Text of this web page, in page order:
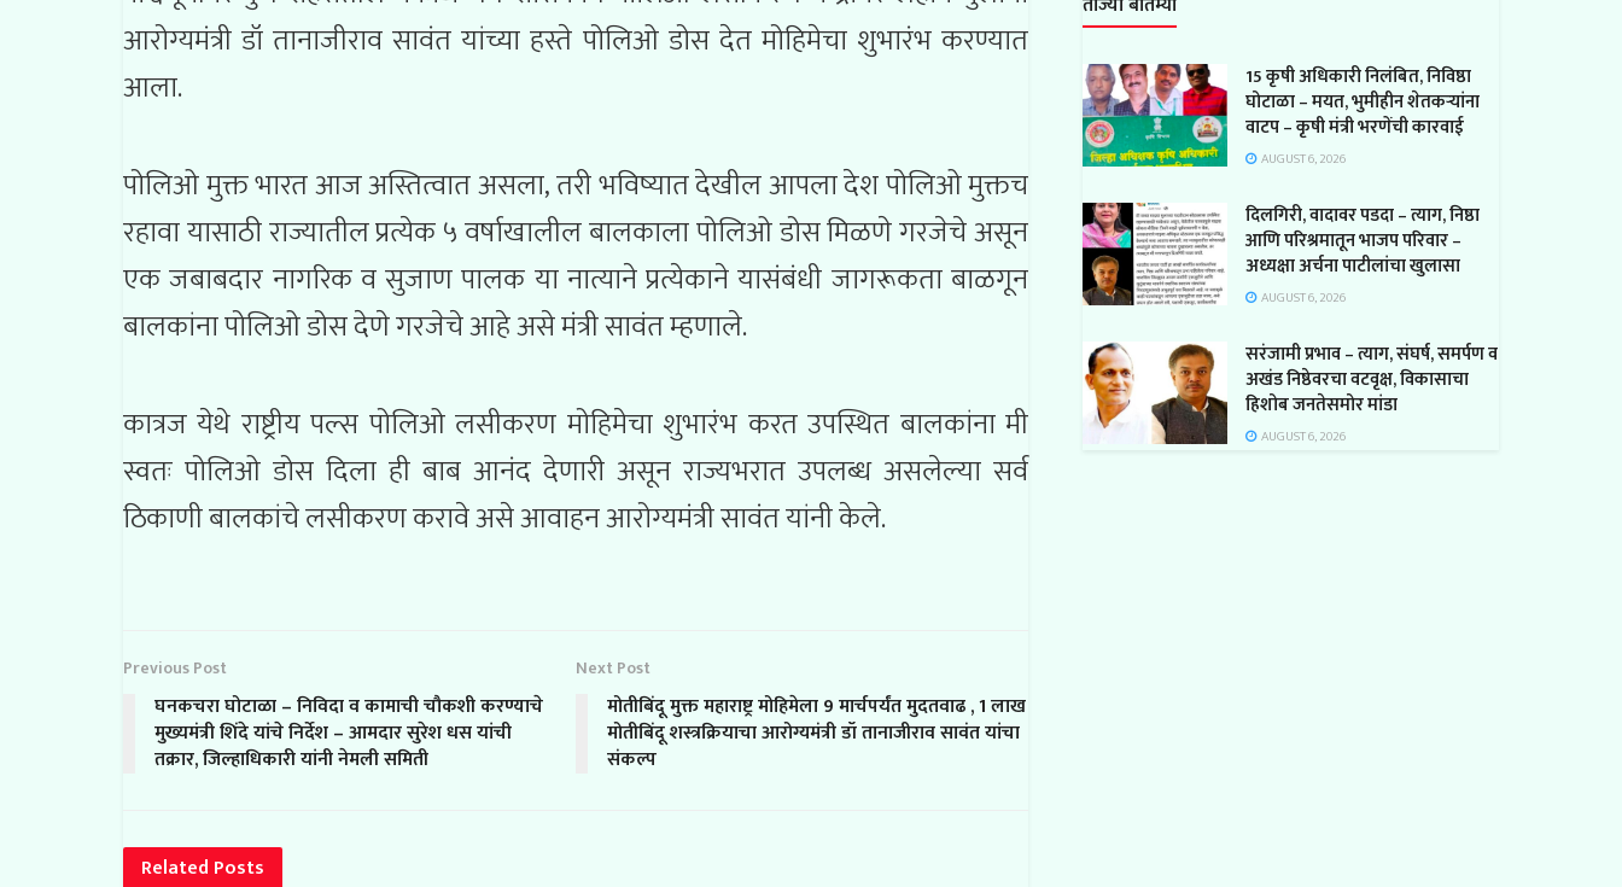
आरोग्यमंत्री डॉ तानाजीराव सावंत यांच्या हस्ते पोलिओ डोस देत मोहिमेचा शुभारंभ करण्यात
आला.
पोलिओ मुक्त भारत आज अस्तित्वात असला, तरी भविष्यात देखील आपला देश पोलिओ मुक्तच
रहावा यासाठी राज्यातील प्रत्येक ५ वर्षाखालील बालकाला पोलिओ डोस मिळणे गरजेचे असून
एक जबाबदार नागरिक व सुजाण पालक या नात्याने प्रत्येकाने यासंबंधी जागरूकता बाळगून
बालकांना पोलिओ डोस देणे गरजेचे आहे असे मंत्री सावंत म्हणाले.
कात्रज येथे राष्ट्रीय पल्स पोलिओ लसीकरण मोहिमेचा शुभारंभ करत उपस्थित बालकांना मी
स्वतः पोलिओ डोस दिला ही बाब आनंद देणारी असून राज्यभरात उपलब्ध असलेल्या सर्व
ठिकाणी बालकांचे लसीकरण करावे असे आवाहन आरोग्यमंत्री सावंत यांनी केले.
Previous Post
घनकचरा घोटाळा – निविदा व कामाची चौकशी करण्याचे
मुख्यमंत्री शिंदे यांचे निर्देश – आमदार सुरेश धस यांची
तक्रार, जिल्हाधिकारी यांनी नेमली समिती
Next Post
मोतीबिंदू मुक्त महाराष्ट्र मोहिमेला 9 मार्चपर्यंत मुदतवाढ , 1 लाख
मोतीबिंदू शस्त्रक्रियाचा आरोग्यमंत्री डॉ तानाजीराव सावंत यांचा
संकल्प
Related Posts
15 कृषी अधिकारी निलंबित, निविष्ठा
घोटाळा – मयत, भुमीहीन शेतकऱ्यांना
वाटप – कृषी मंत्री भरणेंची कारवाई
AUGUST 6, 2026
दिलगिरी, वादावर पडदा – त्याग, निष्ठा
आणि परिश्रमातून भाजप परिवार –
अध्यक्षा अर्चना पाटीलांचा खुलासा
AUGUST 6, 2026
सरंजामी प्रभाव – त्याग, संघर्ष, समर्पण व
अखंड निष्ठेवरचा वटवृक्ष, विकासाचा
हिशोब जनतेसमोर मांडा
AUGUST 6, 2026